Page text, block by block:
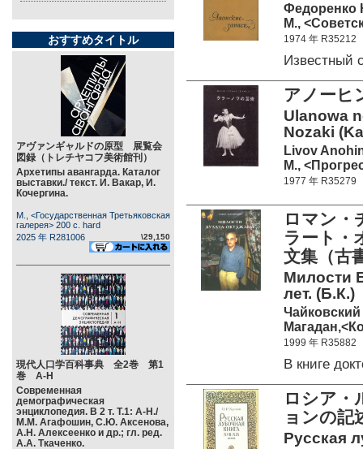
おすすめタイトル
アヴァンギャルドの原型 展覧会
図録（トレチヤコフ美術館刊）
Архетипы авангарда. Каталог
выставки./ текст. И. Вакар, И.
Кочергина.
М., <Государственная Третьяковская
галерея> 200 c. hard
2025 年 R281006
\29,150
現代人口学百科事典 全2巻 第1
巻 А-Н
Современная
демографическая
энциклопедия. В 2 т. Т.1: А-Н./
М.М. Агафошин, С.Ю. Аксенова,
А.Н. Алексеенко и др.; гл. ред.
А.А. Ткаченко.
Федоренко
М.,
1974 年 R35212
Известный
アノー
Ulanowa
Nozaki
Livov
М.,
1977 年 R35279
ロマン
ラート・
文集（古
Милости
лет. (Б.К.)
Чайковский
1999 年 R35882
В книге
ロシア
ョンの記
Русская